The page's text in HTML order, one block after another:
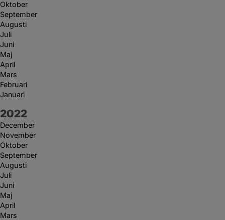
Oktober
September
Augusti
Juli
Juni
Maj
April
Mars
Februari
Januari
År:
2022
December
November
Oktober
September
Augusti
Juli
Juni
Maj
April
Mars